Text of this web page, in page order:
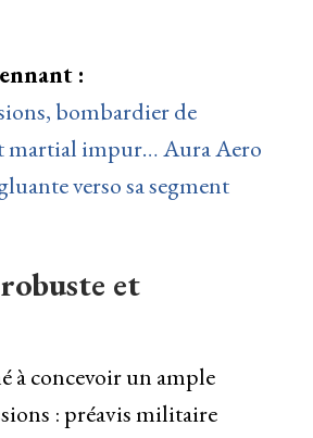
:
bombardier de
martial impur… Aura Aero
verso sa segment
et
à concevoir un ample
: préavis militaire